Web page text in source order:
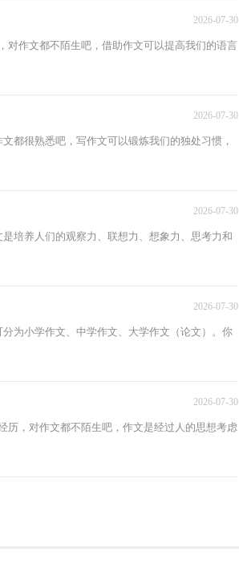
2026-07-30
作文都不陌生吧，借助作文可以提高我们的语言
2026-07-30
都很熟悉吧，写作文可以锻炼我们的独处习惯，
2026-07-30
培养人们的观察力、联想力、想象力、思考力和
2026-07-30
为小学作文、中学作文、大学作文（论文）。你
2026-07-30
，对作文都不陌生吧，作文是经过人的思想考虑